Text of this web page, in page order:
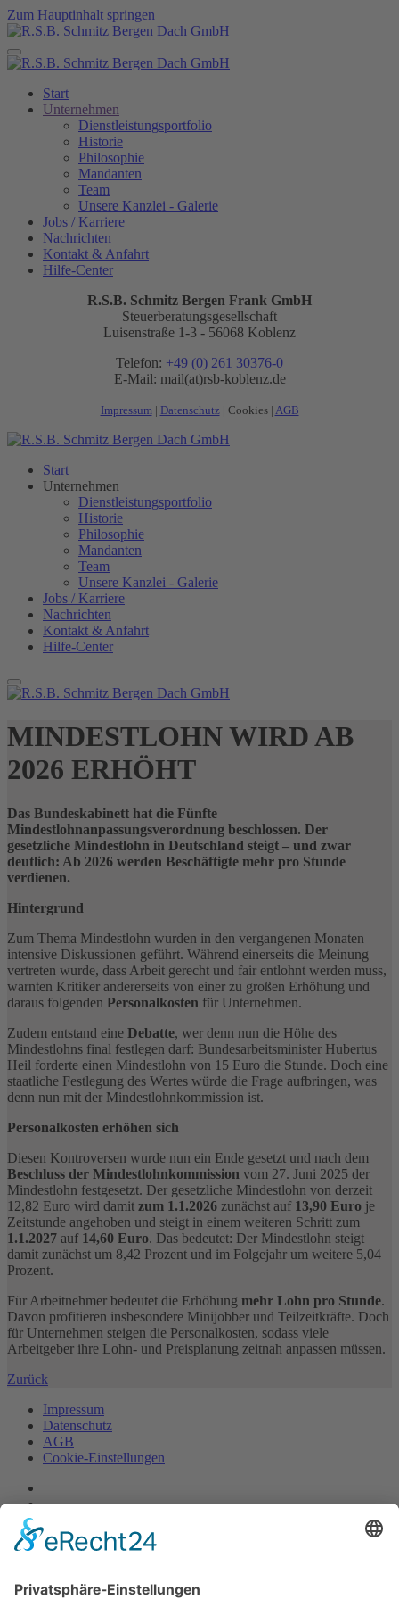
Zum Hauptinhalt springen
Start
Unternehmen
Dienstleistungsportfolio
Historie
Philosophie
Mandanten
Team
Unsere Kanzlei - Galerie
Jobs / Karriere
Nachrichten
Kontakt & Anfahrt
Hilfe-Center
R.S.B. Schmitz Bergen Frank GmbH
Steuerberatungsgesellschaft
Luisenstraße 1-3 - 56068 Koblenz
Telefon: +49 (0) 261 30376-0
E-Mail: mail(at)rsb-koblenz.de
Impressum| Datenschutz| Cookies| AGB
Start
Unternehmen
Dienstleistungsportfolio
Historie
Philosophie
Mandanten
Team
Unsere Kanzlei - Galerie
Jobs / Karriere
Nachrichten
Kontakt & Anfahrt
Hilfe-Center
MINDESTLOHN WIRD AB
2026 ERHÖHT
Das Bundeskabinett hat die Fünfte
Mindestlohnanpassungsverordnung beschlossen. Der
gesetzliche Mindestlohn in Deutschland steigt – und zwar
deutlich: Ab 2026 werden Beschäftigte mehr pro Stunde
verdienen.
Hintergrund
Zum Thema Mindestlohn wurden in den vergangenen Monaten
intensive Diskussionen geführt. Während einerseits die Meinung
vertreten wurde, dass Arbeit gerecht und fair entlohnt werden muss,
warnten Kritiker andererseits von einer zu großen Erhöhung und
daraus folgenden Personalkosten für Unternehmen.
Zudem entstand eine Debatte, wer denn nun die Höhe des
Mindestlohns final festlegen darf: Bundesarbeitsminister Hubertus
Heil forderte einen Mindestlohn von 15 Euro die Stunde. Doch eine
staatliche Festlegung des Wertes würde die Frage aufbringen, was
denn nun mit der Mindestlohnkommission ist.
Personalkosten erhöhen sich
Diesen Kontroversen wurde nun ein Ende gesetzt und nach dem
Beschluss der Mindestlohnkommission vom 27. Juni 2025 der
Mindestlohn festgesetzt. Der gesetzliche Mindestlohn von derzeit
12,82 Euro wird damit zum 1.1.2026 zunächst auf 13,90 Euro je
Zeitstunde angehoben und steigt in einem weiteren Schritt zum
1.1.2027 auf 14,60 Euro. Das bedeutet: Der Mindestlohn steigt
damit zunächst um 8,42 Prozent und im Folgejahr um weitere 5,04
Prozent.
Für Arbeitnehmer bedeutet die Erhöhung mehr Lohn pro Stunde.
Davon profitieren insbesondere Minijobber und Teilzeitkräfte. Doch
für Unternehmen steigen die Personalkosten, sodass viele
Arbeitgeber ihre Lohn- und Preisplanung zeitnah anpassen müssen.
Zurück
Impressum
Datenschutz
AGB
Cookie-Einstellungen
© R.S.B. Schmitz Bergen Frank GmbH Steuerberatungsgesellschaft